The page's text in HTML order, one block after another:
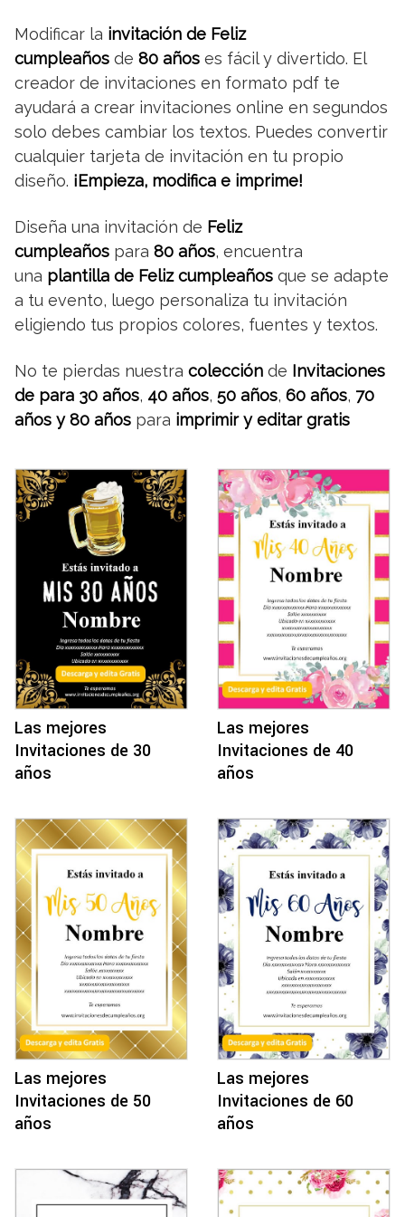
Modificar la invitación de Feliz
cumpleaños de 80 años es fácil y divertido. El
creador de invitaciones en formato pdf te
ayudará a crear invitaciones online en segundos
solo debes cambiar los textos. Puedes convertir
cualquier tarjeta de invitación en tu propio
diseño. ¡Empieza, modifica e imprime!
Diseña una invitación de Feliz
cumpleaños para 80 años, encuentra
una plantilla de Feliz cumpleaños que se adapte
a tu evento, luego personaliza tu invitación
eligiendo tus propios colores, fuentes y textos.
No te pierdas nuestra colección de Invitaciones
de para 30 años, 40 años, 50 años, 60 años, 70
años y 80 años para imprimir y editar gratis
Las mejores
Invitaciones de 30
años
Las mejores
Invitaciones de 40
años
Las mejores
Invitaciones de 50
años
Las mejores
Invitaciones de 60
años